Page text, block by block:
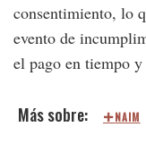
consentimiento, lo
evento de
el pago en tiempo
NAIM